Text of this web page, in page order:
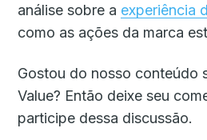
análise sobre a experiência
como as ações da marca
Gostou do nosso conteúdo
Value? Então deixe seu
participe dessa discussão.